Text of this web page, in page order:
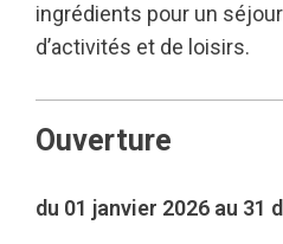
ingrédients pour un
d’activités et de loisirs.
Ouverture
du 01 janvier 2026 au 31